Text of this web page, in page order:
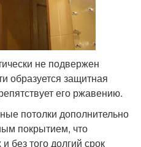
не подвержен
образуется защитная
его ржавению.
потолки дополнительно
покрытием, что
без того долгий срок